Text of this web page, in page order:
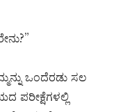
ಒಂದೆರಡು ಸಲ
ಪರೀಕ್ಷೆಗಳಲ್ಲಿ